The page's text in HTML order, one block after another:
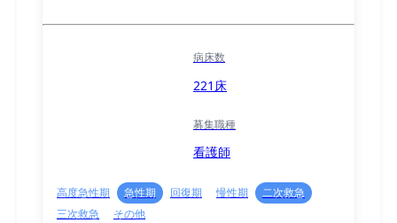
病床数
221床
募集職種
看護師
高度急性期 急性期 回復期 慢性期
二次救急
三次救急
その他